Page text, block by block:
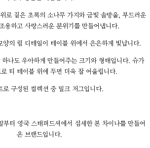
로 짙은 초록의 소나무 가지와 금빛 솔방울, 부드러운
용하고 사랑스러운 분위기를 만들어냅니다.
양의 림 디테일이 테이블 위에서 은은하게 빛납니다.
나도 우아하게 만들어주는 크기와 형태입니다. 슈가
티 테이블 위에 두면 더욱 잘 어울립니다.
로 구성된 컬렉션 중 밀크 저그입니다.
부터 영국 스태퍼드셔에서 섬세한 본 차이나를 만들어
온 브랜드입니다.